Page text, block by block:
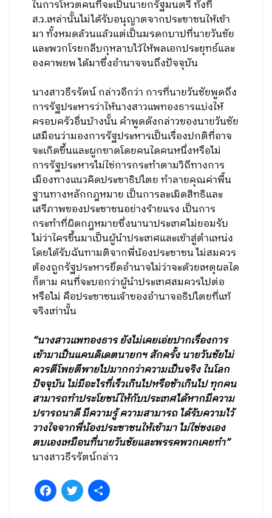
ในการโหวตคนที่จะเป็นนายกรัฐมนตรี ทั้งที่
ส.ว.เหล่านั้นไม่ได้รับอนุญาตจากประชาชนให้เข้า
มา ทั้งหมดล้วนแล้วแต่เป็นมรดกบาปที่นายวันชัย
และพวกโรยกลีบกุหลาบไว้ให้พลเอกประยุทธ์และ
องคาพยพ ได้มาซึ่งอำนาจจนถึงปัจจุบัน
นางสาวธีรรัตน์ กล่าวอีกว่า การที่นายวันชัยพูดถึง
การรัฐประหารว่าให้นางสาวแพทองธารแบ่งให้
ครอบครัวอื่นบ้างนั้น คำพูดดังกล่าวของนายวันชัย
เสมือนว่ามองการรัฐประหารเป็นเรื่องปกติที่อาจ
จะเกิดขึ้นและผูกขาดโดยคนใดคนหนึ่งหรือไม่
การรัฐประหารไม่ใช่การกระทำตามวิถีทางการ
เมืองทางแนวคิดประชาธิปไตย ทำลายคุณค่าพื้น
ฐานทางหลักกฎหมาย เป็นการละเมิดสิทธิและ
เสรีภาพของประชาชนอย่างร้ายแรง เป็นการ
กระทำที่ผิดกฎหมายซึ่งนานาประเทศไม่ยอมรับ
ไม่ว่าใครขึ้นมาเป็นผู้นำประเทศและเข้าสู่ตำแหน่ง
โดยได้รับฉันทามติจากพี่น้องประชาชน ไม่สมควร
ต้องถูกรัฐประหารยึดอำนาจไม่ว่าจะด้วยเหตุผลใด
ก็ตาม คนที่จะบอกว่าผู้นำประเทศสมควรไปต่อ
หรือไม่ คือประชาชนเจ้าของอำนาจอธิปไตยที่แท้
จริงเท่านั้น
“นางสาวแพทองธาร ยังไม่เคยเอ่ยปากเรื่องการ
เข้ามาเป็นแคนดิเดตนายกฯ สักครั้ง นายวันชัยไม่
ควรตีโพยตีพายไปมากกว่าความเป็นจริง ในโลก
ปัจจุบัน ไม่มีอะไรที่เร็วเกินไปหรือช้าเกินไป ทุกคน
สามารถทำประโยชน์ให้กับประเทศได้หากมีความ
ปรารถนาดี มีความรู้ ความสามารถ ได้รับความไว้
วางใจจากพี่น้องประชาชนให้เข้ามา ไม่ใช่ชงเอง
ตบเองเหมือนที่นายวันชัยและพรรคพวกเคยทำ”
นางสาวธีรรัตน์กล่าว
FacebookTwitter